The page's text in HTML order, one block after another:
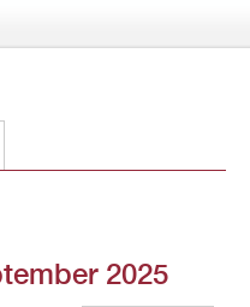
2025